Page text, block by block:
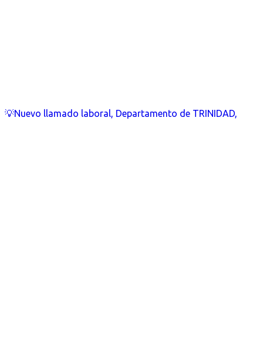
💡Nuevo llamado laboral, Departamento de TRINIDAD,